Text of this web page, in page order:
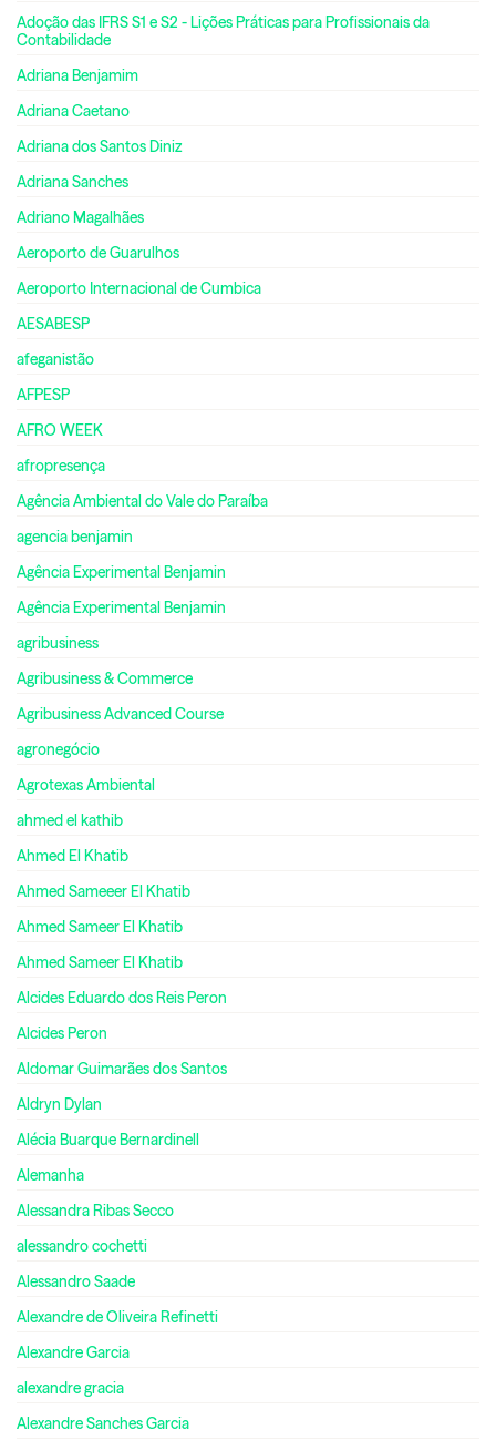
Adoção das IFRS S1 e S2 - Lições Práticas para Profissionais da
Contabilidade
Adriana Benjamim
Adriana Caetano
Adriana dos Santos Diniz
Adriana Sanches
Adriano Magalhães
Aeroporto de Guarulhos
Aeroporto Internacional de Cumbica
AESABESP
afeganistão
AFPESP
AFRO WEEK
afropresença
Agência Ambiental do Vale do Paraíba
agencia benjamin
Agência Experimental Benjamin
Agência Experimental Benjamin
agribusiness
Agribusiness & Commerce
Agribusiness Advanced Course
agronegócio
Agrotexas Ambiental
ahmed el kathib
Ahmed El Khatib
Ahmed Sameeer El Khatib
Ahmed Sameer El Khatib
Ahmed Sameer El Khatib
Alcides Eduardo dos Reis Peron
Alcides Peron
Aldomar Guimarães dos Santos
Aldryn Dylan
Alécia Buarque Bernardinell
Alemanha
Alessandra Ribas Secco
alessandro cochetti
Alessandro Saade
Alexandre de Oliveira Refinetti
Alexandre Garcia
alexandre gracia
Alexandre Sanches Garcia